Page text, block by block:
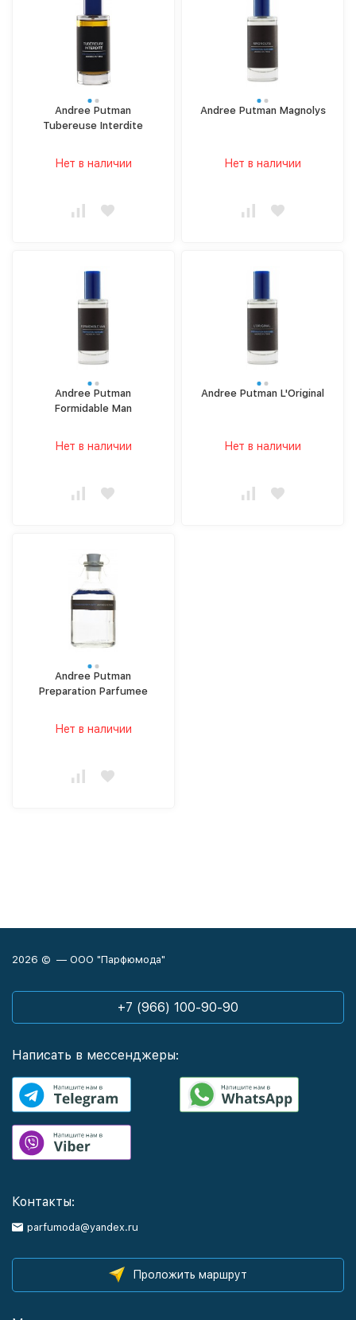
Andree Putman
Tubereuse Interdite
Нет в наличии
Andree Putman Magnolys
Нет в наличии
Andree Putman
Formidable Man
Нет в наличии
Andree Putman L'Original
Нет в наличии
Andree Putman
Preparation Parfumee
Нет в наличии
2026 © — ООО "Парфюмода"
+7 (966) 100-90-90
Написать в мессенджеры:
Контакты:
parfumoda@yandex.ru
Проложить маршрут